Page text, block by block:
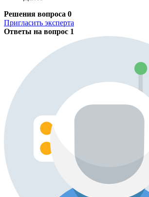
Решения вопроса 0
Пригласить эксперта
Ответы на вопрос 1